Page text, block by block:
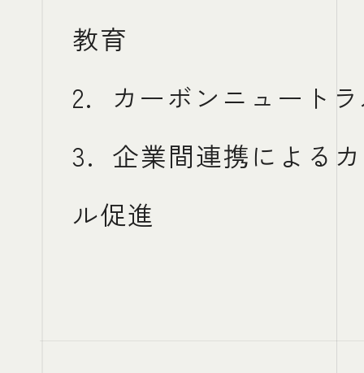
教育
2. カーボンニュート
3. 企業間連携による
ル促進